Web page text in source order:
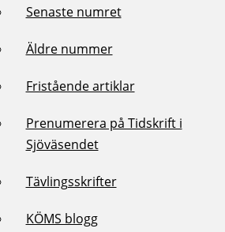
Senaste numret
Äldre nummer
Fristående artiklar
Prenumerera på Tidskrift i
Sjöväsendet
Tävlingsskrifter
KÖMS blogg